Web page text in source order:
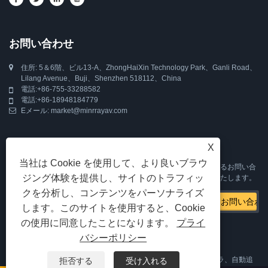
X
当社は Cookie を使用して、より良いブラウ
ジング体験を提供し、サイトのトラフィッ
クを分析し、コンテンツをパーソナライズ
します。このサイトを使用すると、Cookie
の使用に同意したことになります。 プライ
バシーポリシー
拒否する 受け入れる
お問い合わせ
住所: 5＆6階、ビル13-A、ZhongHaiXin Technology Park、Ganli Road、
Lilang Avenue、Buji、Shenzhen 518112、China
電話:+86-755-33288582
電話:+86-18948184779
Eメール: market@minrrayav.com
PTZ カメラ、自動追尾カメラ、Web カメラ、または価格表に関するお問い合
わせは、メールでお問い合わせください。24 時間以内にご連絡いたします。
Copyright©2021Shenzhen Minrray Industry Co.、Ltd。 PTZカメラ、自動追